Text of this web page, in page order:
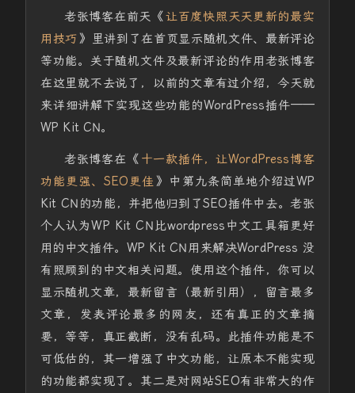
老张博客在前天《让百度快照天天更新的最实
用技巧 》里讲到了在首页显示随机文件、最新评论
等功能。关于随机文件及最新评论的作用老张博客
在这里就不去说了，以前的文章有过介绍，今天就
来详细讲解下实现这些功能的WordPress插件——
WP Kit CN。
老张博客在《 十一款插件，让WordPress博客
功能更强、SEO更佳 》中第九条简单地介绍过WP
Kit CN的功能，并把他归到了SEO插件中去。老张
个人认为WP Kit CN比wordpress中文工具箱更好
用的中文插件。WP Kit CN用来解决WordPress 没
有照顾到的中文相关问题。使用这个插件，你可以
显示随机文章，最新留言（最新引用），留言最多
文章，发表评论最多的网友，还有真正的文章摘
要，等等，真正截断，没有乱码。此插件功能是不
可低估的，其一增强了中文功能，让原本不能实现
的功能都实现了。其二是对网站SEO有非常大的作